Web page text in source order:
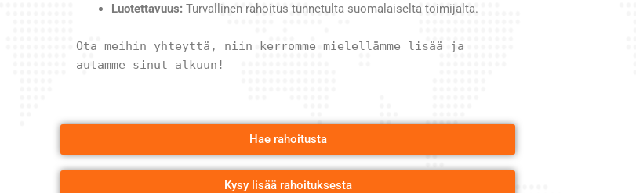
Luotettavuus: Turvallinen rahoitus tunnetulta suomalaiselta toimijalta.
Ota meihin yhteyttä, niin kerromme mielellämme lisää ja
autamme sinut alkuun!
Hae rahoitusta
Kysy lisää rahoituksesta